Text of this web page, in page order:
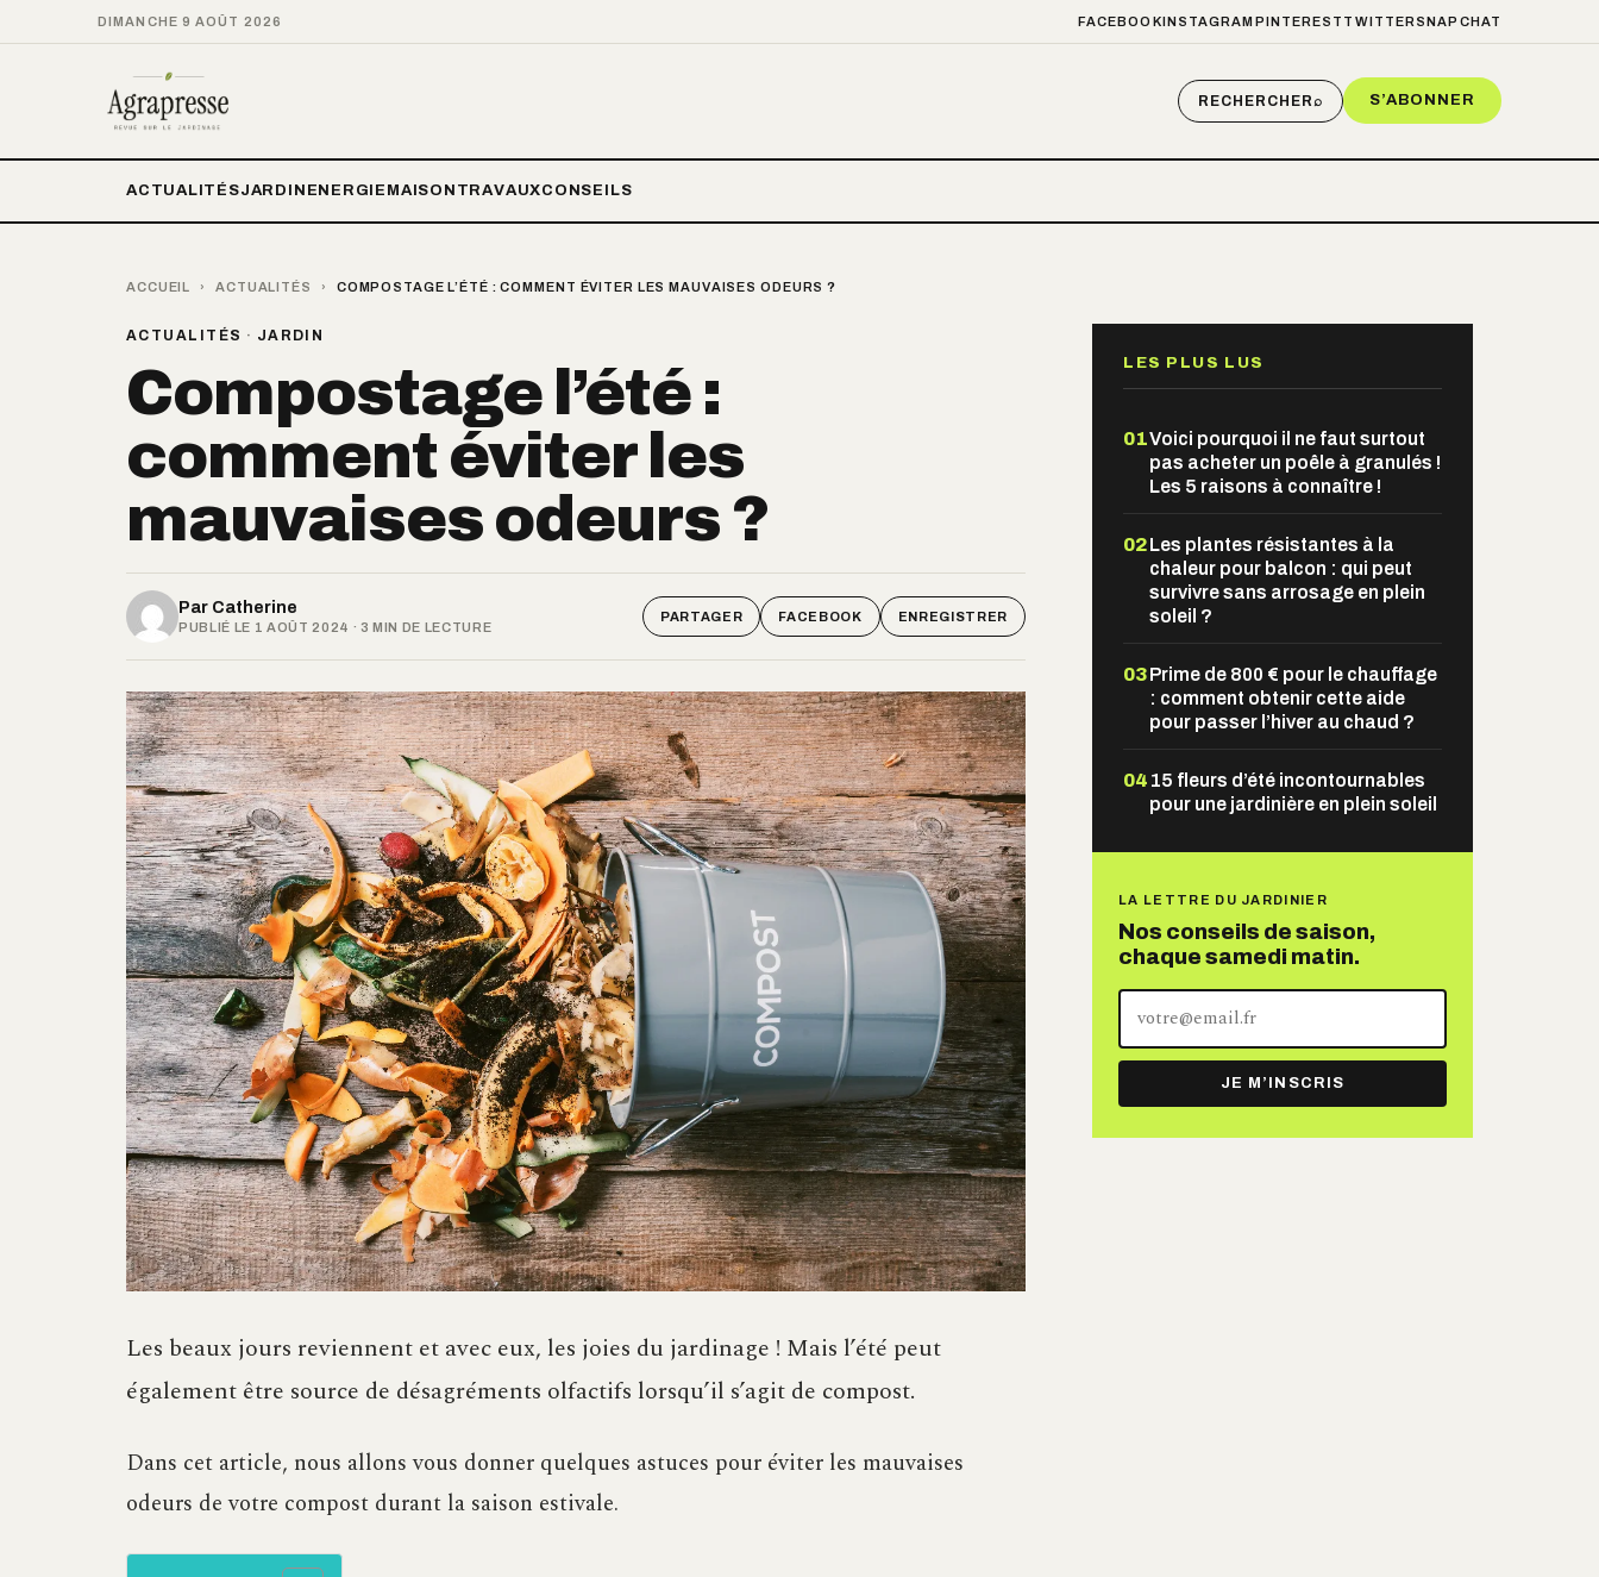
DIMANCHE 9 AOÛT 2026 FACEBOOKINSTAGRAM PINTEREST TWITTER SNAPCHAT
RECHERCHER⌕ S’ABONNER
ACTUALITÉSJARDIN ENERGIE MAISON TRAVAUXCONSEILS
ACCUEIL › ACTUALITÉS › COMPOSTAGE L’ÉTÉ : COMMENT ÉVITER LES MAUVAISES ODEURS ?
ACTUALITÉS · JARDIN
Compostage l’été :
comment éviter les
mauvaises odeurs ?
Par Catherine
PUBLIÉ LE 1 AOÛT 2024 · 3 MIN DE LECTURE
PARTAGER FACEBOOK ENREGISTRER
Les beaux jours reviennent et avec eux, les joies du jardinage ! Mais l’été peut
également être source de désagréments olfactifs lorsqu’il s’agit de compost.
Dans cet article, nous allons vous donner quelques astuces pour éviter les mauvaises
odeurs de votre compost durant la saison estivale.
LES PLUS LUS
01Voici pourquoi il ne faut surtout
pas acheter un poêle à granulés !
Les 5 raisons à connaître !
02Les plantes résistantes à la
chaleur pour balcon : qui peut
survivre sans arrosage en plein
soleil ?
03Prime de 800 € pour le chauffage
: comment obtenir cette aide
pour passer l’hiver au chaud ?
04 15 fleurs d’été incontournables
pour une jardinière en plein soleil
LA LETTRE DU JARDINIER
Nos conseils de saison,
chaque samedi matin.
adresse
mail
JE M’INSCRIS